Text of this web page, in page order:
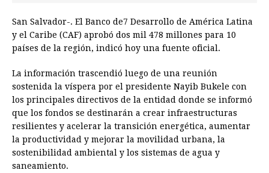
San Salvador-. El Banco de7 Desarrollo de América Latina
y el Caribe (CAF) aprobó dos mil 478 millones para 10
países de la región, indicó hoy una fuente oficial.
La información trascendió luego de una reunión
sostenida la víspera por el presidente Nayib Bukele con
los principales directivos de la entidad donde se informó
que los fondos se destinarán a crear infraestructuras
resilientes y acelerar la transición energética, aumentar
la productividad y mejorar la movilidad urbana, la
sostenibilidad ambiental y los sistemas de agua y
saneamiento.